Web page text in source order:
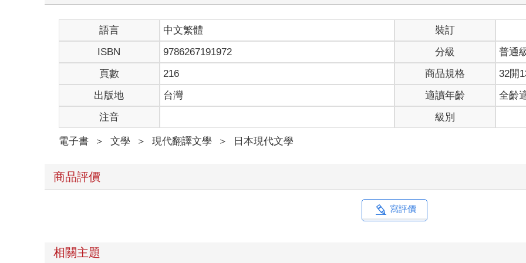
語言 中文繁體
裝訂
ISBN
9786267191972 分級
普通
頁數
216 商品規格
32開
出版地
台灣 適讀年齡
全齡
注音
級別
電子書 ＞ 文學 ＞ 現代翻譯文學 ＞ 日本現代文學
商品評價
寫評價
相關主題